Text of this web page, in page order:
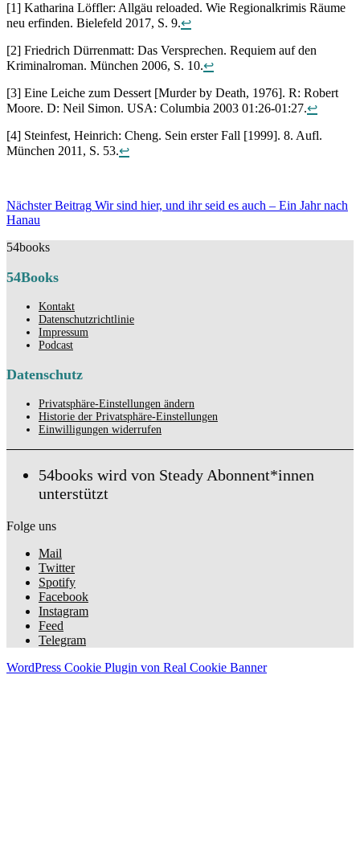
[1] Katharina Löffler: Allgäu reloaded. Wie Regionalkrimis Räume
neu erfinden. Bielefeld 2017, S. 9.↩
[2] Friedrich Dürrenmatt: Das Versprechen. Requiem auf den
Kriminalroman. München 2006, S. 10.↩
[3] Eine Leiche zum Dessert [Murder by Death, 1976]. R: Robert
Moore. D: Neil Simon. USA: Columbia 2003 01:26-01:27.↩
[4] Steinfest, Heinrich: Cheng. Sein erster Fall [1999]. 8. Aufl.
München 2011, S. 53.↩
Beitragsnavigation
Nächster Beitrag Wir sind hier, und ihr seid es auch – Ein Jahr nach
Hanau
54books
54Books
Kontakt
Datenschutzrichtlinie
Impressum
Podcast
Datenschutz
Privatsphäre-Einstellungen ändern
Historie der Privatsphäre-Einstellungen
Einwilligungen widerrufen
54books wird von Steady Abonnent*innen
unterstützt
Folge uns
Mail
Twitter
Spotify
Facebook
Instagram
Feed
Telegram
WordPress Cookie Plugin von Real Cookie Banner